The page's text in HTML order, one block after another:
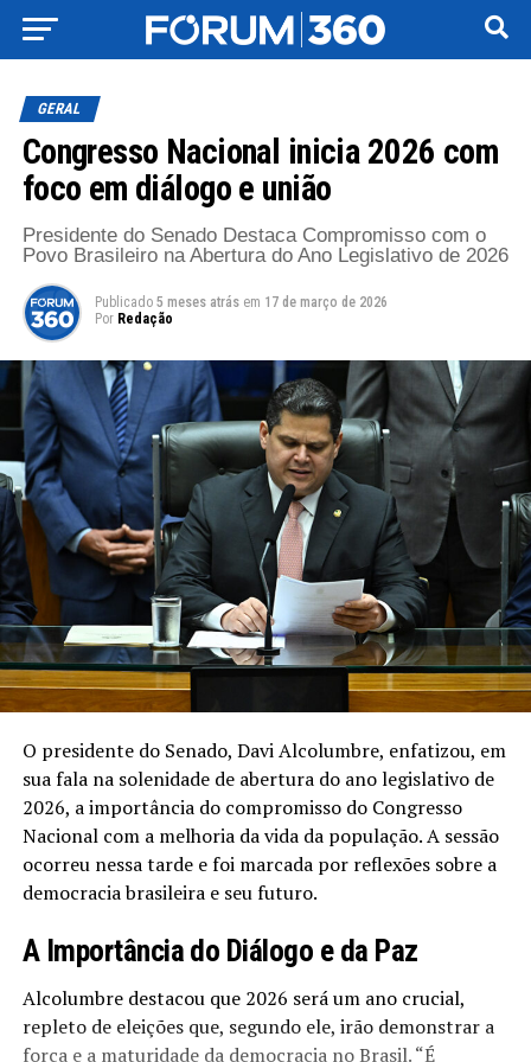
GERAL
Congresso Nacional inicia 2026 com
foco em diálogo e união
Presidente do Senado Destaca Compromisso com o
Povo Brasileiro na Abertura do Ano Legislativo de 2026
Publicado 5 meses atrás em 17 de março de 2026
Por Redação
O presidente do Senado, Davi Alcolumbre, enfatizou, em
sua fala na solenidade de abertura do ano legislativo de
2026, a importância do compromisso do Congresso
Nacional com a melhoria da vida da população. A sessão
ocorreu nessa tarde e foi marcada por reflexões sobre a
democracia brasileira e seu futuro.
A Importância do Diálogo e da Paz
Alcolumbre destacou que 2026 será um ano crucial,
repleto de eleições que, segundo ele, irão demonstrar a
força e a maturidade da democracia no Brasil. “É